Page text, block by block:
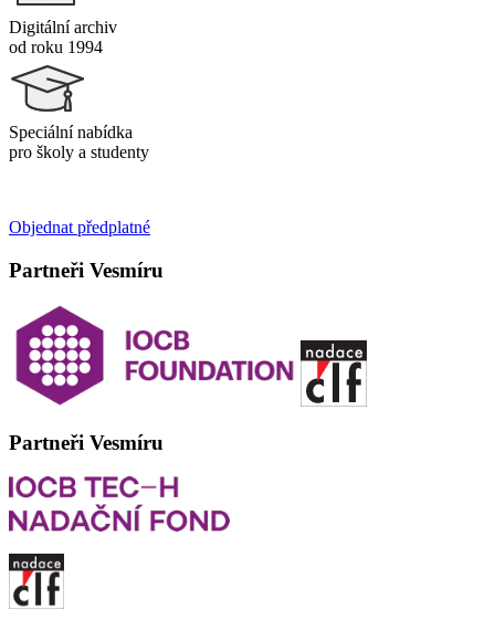
Digitální archiv
od roku 1994
Speciální nabídka
pro školy a studenty
Objednat předplatné
Partneři Vesmíru
Partneři Vesmíru